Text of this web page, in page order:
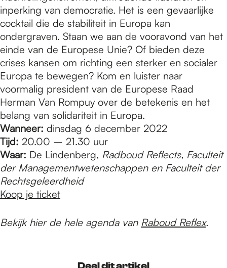
inperking van democratie. Het is een gevaarlijke
cocktail die de stabiliteit in Europa kan
ondergraven. Staan we aan de vooravond van het
einde van de Europese Unie? Of bieden deze
crises kansen om richting een sterker en socialer
Europa te bewegen? Kom en luister naar
voormalig president van de Europese Raad
Herman Van Rompuy over de betekenis en het
belang van solidariteit in Europa.
Wanneer: dinsdag 6 december 2022
Tijd: 20.00 – 21.30 uur
Waar: De Lindenberg, Radboud Reflects, Faculteit
der Managementwetenschappen en Faculteit der
Rechtsgeleerdheid
Koop je ticket
Bekijk hier de hele agenda van Raboud Reflex.